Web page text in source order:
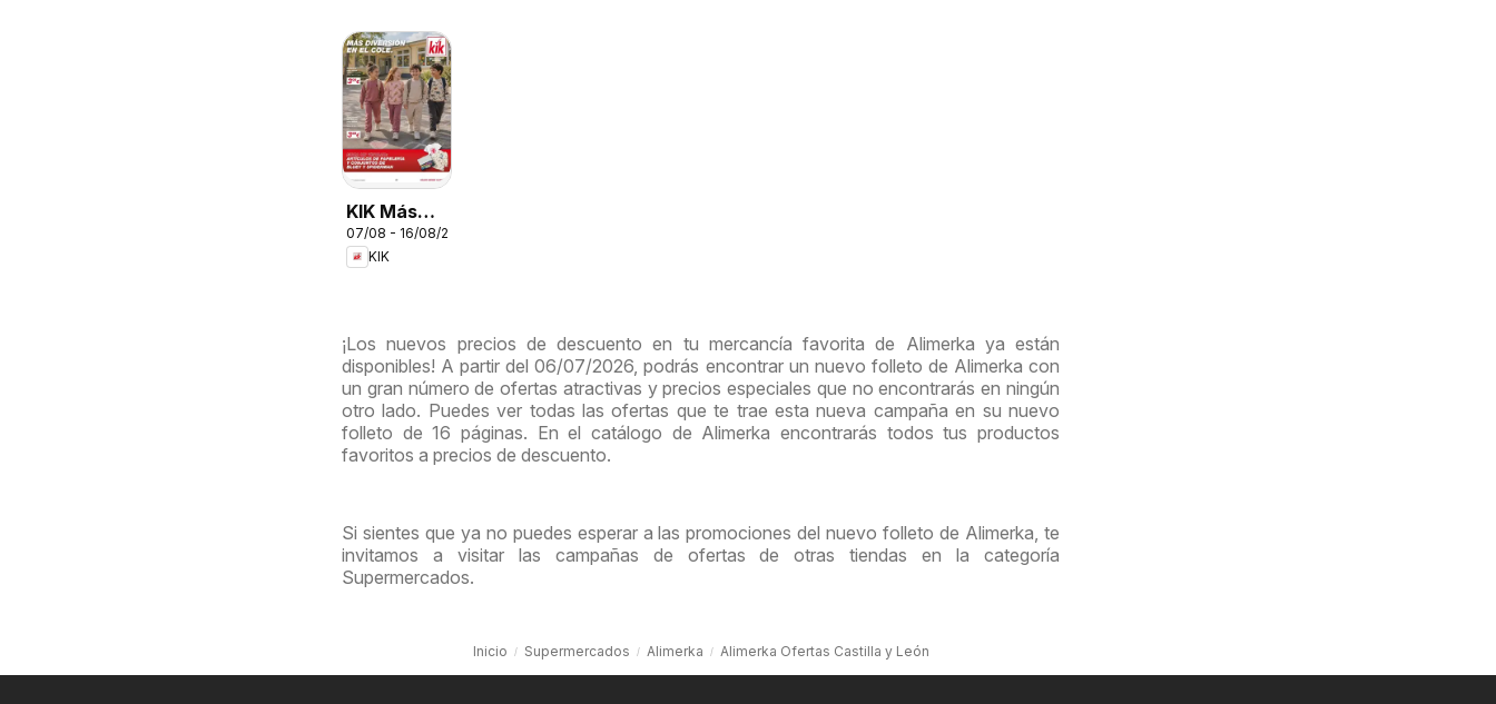
KIK Más
diversión
en el cole
07/08 - 16/08/2026
KIK
¡Los nuevos precios de descuento en tu mercancía favorita de Alimerka ya están
disponibles! A partir del 06/07/2026, podrás encontrar un nuevo folleto de Alimerka con
un gran número de ofertas atractivas y precios especiales que no encontrarás en ningún
otro lado. Puedes ver todas las ofertas que te trae esta nueva campaña en su nuevo
folleto de 16 páginas. En el catálogo de Alimerka encontrarás todos tus productos
favoritos a precios de descuento.
Si sientes que ya no puedes esperar a las promociones del nuevo folleto de Alimerka, te
invitamos a visitar las campañas de ofertas de otras tiendas en la categoría
Supermercados.
Inicio Supermercados Alimerka Alimerka Ofertas Castilla y León